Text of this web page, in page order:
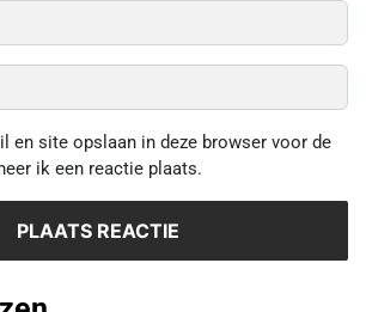
en site opslaan in deze browser voor de
ik een reactie plaats.